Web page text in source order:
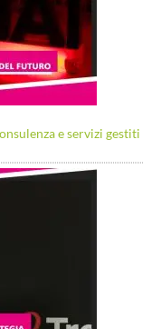
e servizi gestiti